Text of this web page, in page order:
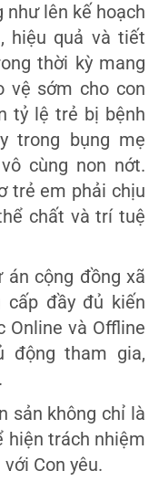
như lên kế hoạch
hiệu quả và tiết
thời kỳ mang
vệ sớm cho con
tỷ lệ trẻ bị bệnh
trong bụng mẹ
cùng non nớt.
trẻ em phải chịu
chất và trí tuệ
án cộng đồng xã
cấp đầy đủ kiến
Online và Offline
động tham gia,
sản không chỉ là
hiện trách nhiệm
Con yêu.